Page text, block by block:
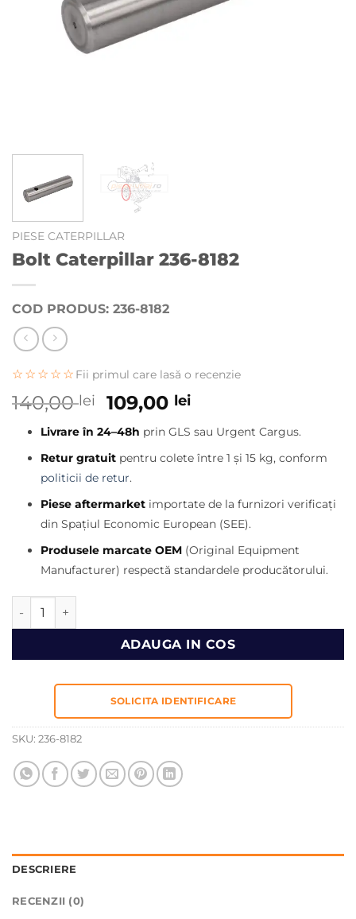
PIESE CATERPILLAR
Bolt Caterpillar 236-8182
COD PRODUS: 236-8182
☆☆☆☆☆ Fii primul care lasă o recenzie
140,00lei
Prețul
inițial
a
fost:
140,00 lei.
109,00 leiPrețul
este:
109,00 lei.
Livrare în 24–48h prin GLS sau Urgent Cargus.
Retur gratuit pentru colete între 1 și 15 kg, conform
politicii de retur.
Piese aftermarket importate de la furnizori verificați
din Spațiul Economic European (SEE).
Produsele marcate OEM (Original Equipment
Manufacturer) respectă standardele producătorului.
Cantitate Bolt Caterpillar 236-8182
ADAUGA IN COS
SOLICITA IDENTIFICARE
SKU: 236-8182
DESCRIERE
RECENZII (0)